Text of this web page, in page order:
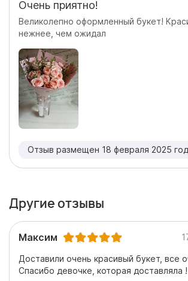
Очень приятно!
Великолепно оформленный букет!
нежнее, чем ожидал
Отзыв размещен 18 февраля 2025
Другие отзывы
Максим
Доставили очень красивый букет, все
Спасибо девочке, которая доставляла !